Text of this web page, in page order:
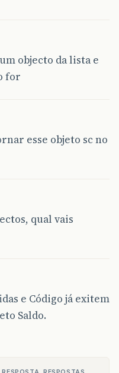
objecto da lista e
for
esse objeto sc no
qual vais
e Código já exitem
Saldo.